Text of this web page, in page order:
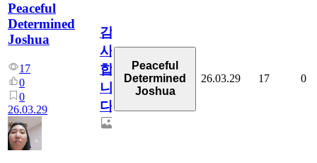
Peaceful
Determined
Joshua
17
0
0
26.03.29
감
사
합
니
다
Peaceful
Determined
Joshua
26.03.29 17 0